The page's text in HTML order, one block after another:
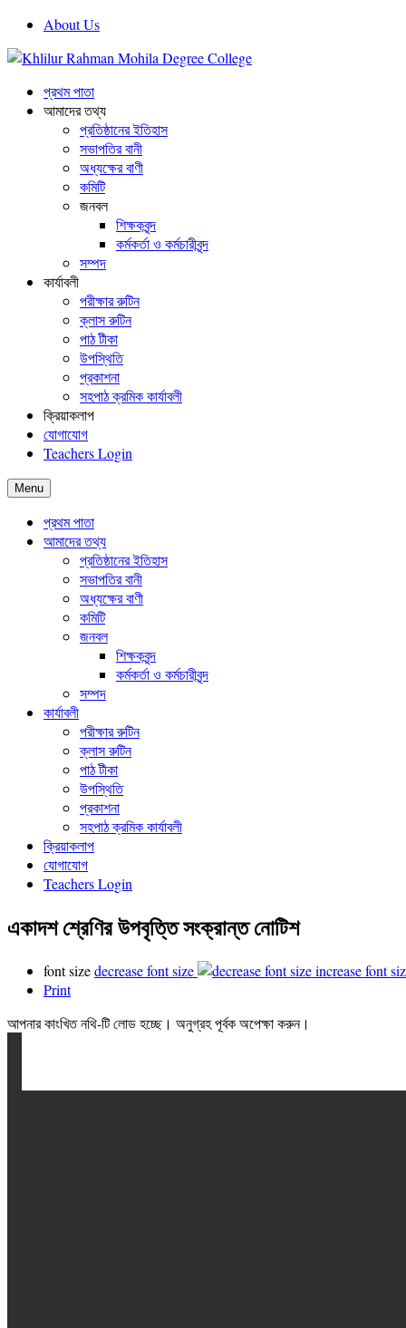
About Us
প্রথম পাতা
আমাদের তথ্য
প্রতিষ্ঠানের ইতিহাস
সভাপতির বানী
অধ্যক্ষের বাণী
কমিটি
জনবল
শিক্ষকবৃন্দ
কর্মকর্তা ও কর্মচারীবৃন্দ
সম্পদ
কার্যাবলী
পরীক্ষার রুটিন
ক্লাস রুটিন
পাঠ টীকা
উপস্থিতি
প্রকাশনা
সহপাঠ ক্রমিক কার্যাবলী
ক্রিয়াকলাপ
যোগাযোগ
Teachers Login
Menu
প্রথম পাতা
আমাদের তথ্য
প্রতিষ্ঠানের ইতিহাস
সভাপতির বানী
অধ্যক্ষের বাণী
কমিটি
জনবল
শিক্ষকবৃন্দ
কর্মকর্তা ও কর্মচারীবৃন্দ
সম্পদ
কার্যাবলী
পরীক্ষার রুটিন
ক্লাস রুটিন
পাঠ টীকা
উপস্থিতি
প্রকাশনা
সহপাঠ ক্রমিক কার্যাবলী
ক্রিয়াকলাপ
যোগাযোগ
Teachers Login
একাদশ শ্রেণির উপবৃত্তি সংক্রান্ত নোটিশ
font sizedecrease font size
increase font
Print
আপনার কাংখিত নথি-টি লোড হচ্ছে। অনুগ্রহ পূর্বক অপেক্ষা করুন।